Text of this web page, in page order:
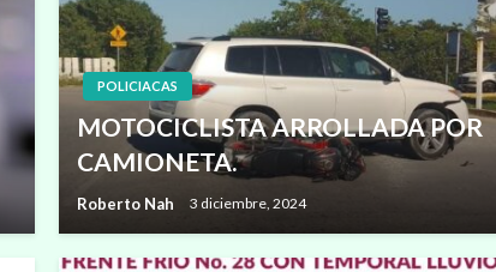
POLICIACAS
MOTOCICLISTA ARROLLADA POR
CAMIONETA.
Roberto Nah 3 diciembre, 2024